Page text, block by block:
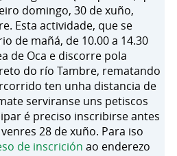
domingo, 30 de xuño,
Esta actividade, que se
de mañá, de 10.00 a 14.30
de Oca e discorre pola
do río Tambre, rematando
ten unha distancia de
serviranse uns petiscos
é preciso inscribirse antes
28 de xuño. Para iso
de inscrición ao enderezo